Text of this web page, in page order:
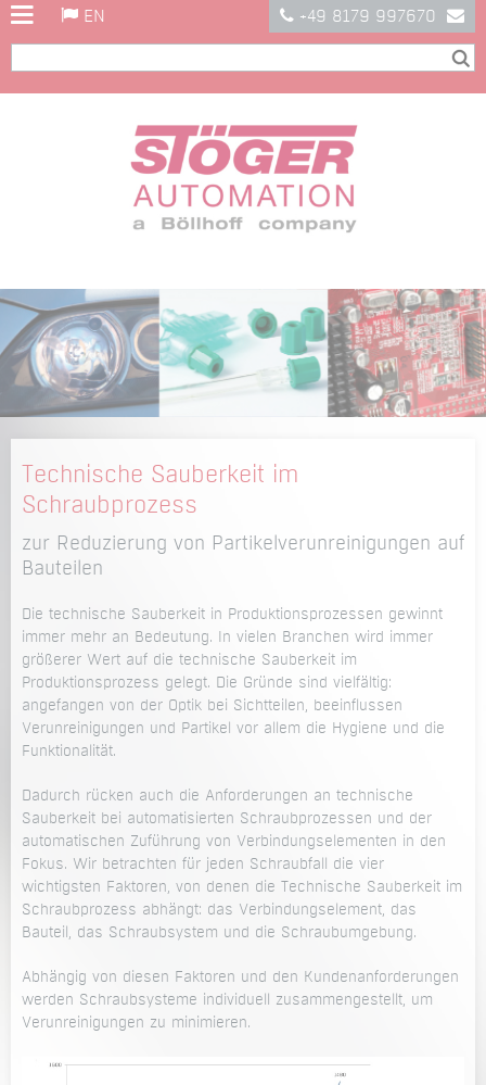
EN +49 8179 997670
Technische Sauberkeit im
Schraubprozess
zur Reduzierung von Partikelverunreinigungen auf
Bauteilen
Die technische Sauberkeit in Produktionsprozessen gewinnt
immer mehr an Bedeutung. In vielen Branchen wird immer
größerer Wert auf die technische Sauberkeit im
Produktionsprozess gelegt. Die Gründe sind vielfältig:
angefangen von der Optik bei Sichtteilen, beeinflussen
Verunreinigungen und Partikel vor allem die Hygiene und die
Funktionalität.
Dadurch rücken auch die Anforderungen an technische
Sauberkeit bei automatisierten Schraubprozessen und der
automatischen Zuführung von Verbindungselementen in den
Fokus. Wir betrachten für jeden Schraubfall die vier
wichtigsten Faktoren, von denen die Technische Sauberkeit im
Schraubprozess abhängt: das Verbindungselement, das
Bauteil, das Schraubsystem und die Schraubumgebung.
Abhängig von diesen Faktoren und den Kundenanforderungen
werden Schraubsysteme individuell zusammengestellt, um
Verunreinigungen zu minimieren.